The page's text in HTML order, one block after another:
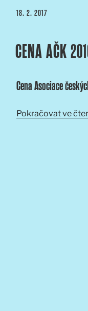
PUBLIKOVÁNO
18. 2. 2017
CENA AČK
Cena Asociace
Pokračovat ve